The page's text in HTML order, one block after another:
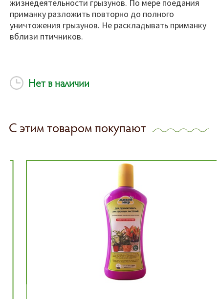
жизнедеятельности грызунов. По мере поедания
приманку разложить повторно до полного
уничтожения грызунов. Не раскладывать приманку
вблизи птичников.
Нет в наличии
С этим товаром покупают